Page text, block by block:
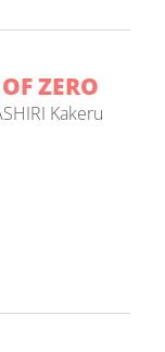
ZERO
Kakeru